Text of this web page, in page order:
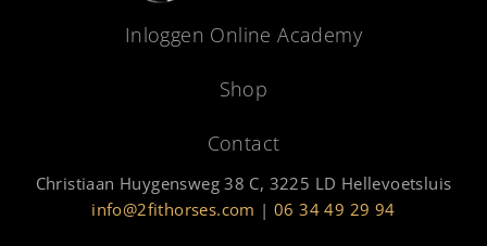
Inloggen Online Academy
Shop
Contact
Christiaan Huygensweg 38 C, 3225 LD Hellevoetsluis
info@2fithorses.com |06 34 49 29 94